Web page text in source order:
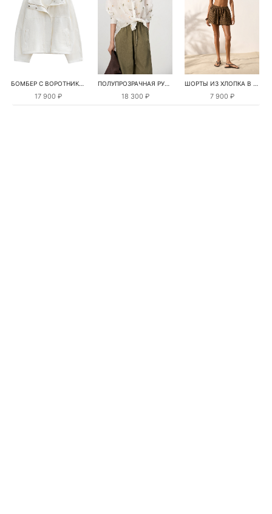
БОМБЕР С ВОРОТНИКОМ-СТОЙКОЙ
17 900 ₽
ПОЛУПРОЗРАЧНАЯ РУБАШКА С РОМАШКАМИ
18 300 ₽
ШОРТЫ ИЗ ХЛОПКА В КЛЕТКУ
7 900 ₽